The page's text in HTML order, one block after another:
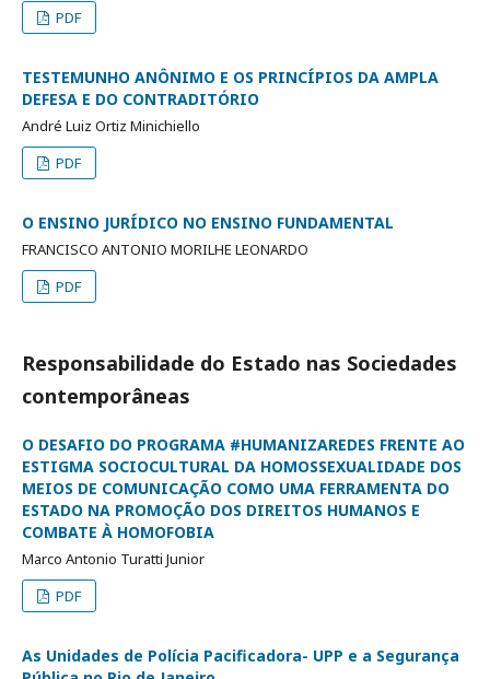
PDF
TESTEMUNHO ANÔNIMO E OS PRINCÍPIOS DA AMPLA
DEFESA E DO CONTRADITÓRIO
André Luiz Ortiz Minichiello
PDF
O ENSINO JURÍDICO NO ENSINO FUNDAMENTAL
FRANCISCO ANTONIO MORILHE LEONARDO
PDF
Responsabilidade do Estado nas Sociedades
contemporâneas
O DESAFIO DO PROGRAMA #HUMANIZAREDES FRENTE AO
ESTIGMA SOCIOCULTURAL DA HOMOSSEXUALIDADE DOS
MEIOS DE COMUNICAÇÃO COMO UMA FERRAMENTA DO
ESTADO NA PROMOÇÃO DOS DIREITOS HUMANOS E
COMBATE À HOMOFOBIA
Marco Antonio Turatti Junior
PDF
As Unidades de Polícia Pacificadora- UPP e a Segurança